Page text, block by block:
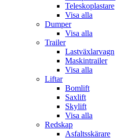
Teleskoplastare
Visa alla
Dumper
Visa alla
Trailer
Lastväxlarvagn
Maskintrailer
Visa alla
Liftar
Bomlift
Saxlift
Skylift
Visa alla
Redskap
Asfaltsskärare